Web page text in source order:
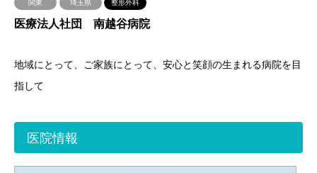
関東 埼玉県 整形外科
医療法人社団 南越谷病院
地域にとって、ご家族にとって、安心と笑顔の生まれる病院を目
指して
医院情報